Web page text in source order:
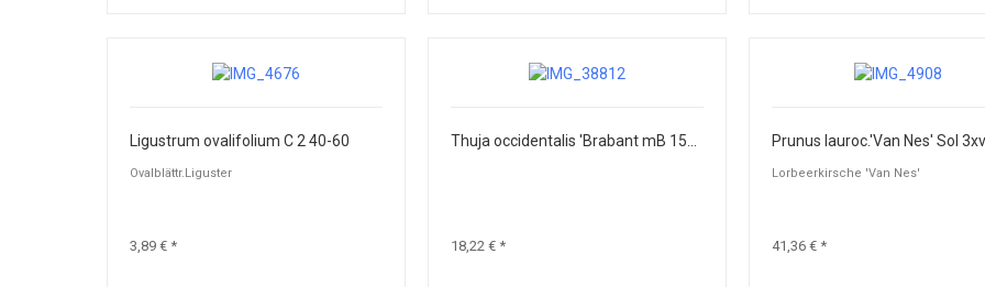
Ligustrum ovalifolium C 2 40-60
Ovalblättr.Liguster
3,89 € * 18,22 € *
Lorbeerkirsche 'Van Nes'
41,36 € *